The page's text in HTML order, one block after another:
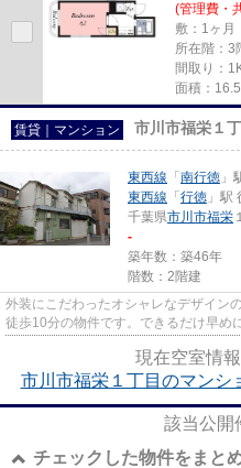
(管理費・
敷：1ヶ月
所在階：3
間取り：
面積：
賃貸｜マンション 市川市福栄１
東西線 「 南行徳 」
東西線 「 行徳 」駅
千葉県市川市福栄
-
築年数：築46年
階数：2階建
外装にこだわったオシャレなデザイン
徒歩10分の物件です。できるだけ早め
現在空室情
市川市福栄１丁目のマンシ
該当公開
チェックした物件をまと